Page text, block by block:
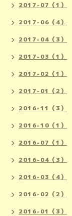
2017-07（1）
2017-06（4）
2017-04（3）
2017-03（1）
2017-02（1）
2017-01（2）
2016-11（3）
2016-10（1）
2016-07（1）
2016-04（3）
2016-03（4）
2016-02（2）
2016-01（3）